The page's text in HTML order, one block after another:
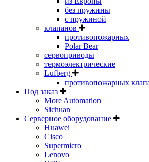
без пружины
с пружиной
клапанов
противопожарных
Polar Bear
сервоприводы
термоэлектрические
Lufberg
противопожарных
Под заказ
More Automation
Sichuan
Серверное оборудование
Huawei
Cisco
Supermicro
Lenovo